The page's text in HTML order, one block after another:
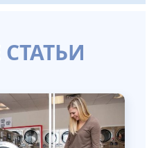
СТАТЬИ